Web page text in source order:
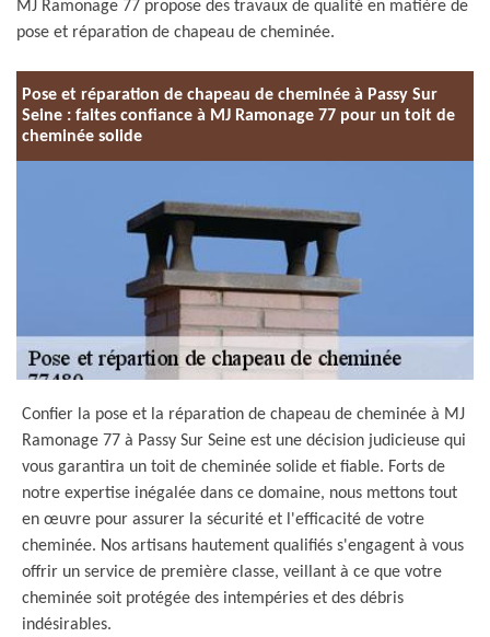
MJ Ramonage 77 propose des travaux de qualité en matière de
pose et réparation de chapeau de cheminée.
Pose et réparation de chapeau de cheminée à Passy Sur
Seine : faites confiance à MJ Ramonage 77 pour un toit de
cheminée solide
Confier la pose et la réparation de chapeau de cheminée à MJ
Ramonage 77 à Passy Sur Seine est une décision judicieuse qui
vous garantira un toit de cheminée solide et fiable. Forts de
notre expertise inégalée dans ce domaine, nous mettons tout
en œuvre pour assurer la sécurité et l'efficacité de votre
cheminée. Nos artisans hautement qualifiés s'engagent à vous
offrir un service de première classe, veillant à ce que votre
cheminée soit protégée des intempéries et des débris
indésirables.